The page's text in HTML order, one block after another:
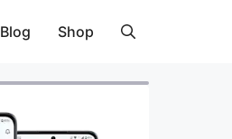
Blog Shop